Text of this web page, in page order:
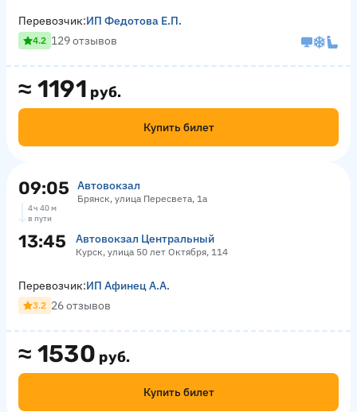
≈ 1191 руб.
Купить билет
Перевозчик:ИП Федотова Е.П.
4.2 129 отзывов
09:05 Автовокзал
Брянск, улица Пересвета, 1а
4 ч 40 м
в пути
13:45 Автовокзал Центральный
Курск, улица 50 лет Октября, 114
≈ 1530 руб.
Купить билет
Перевозчик:ИП Афинец А.А.
3.2 26 отзывов